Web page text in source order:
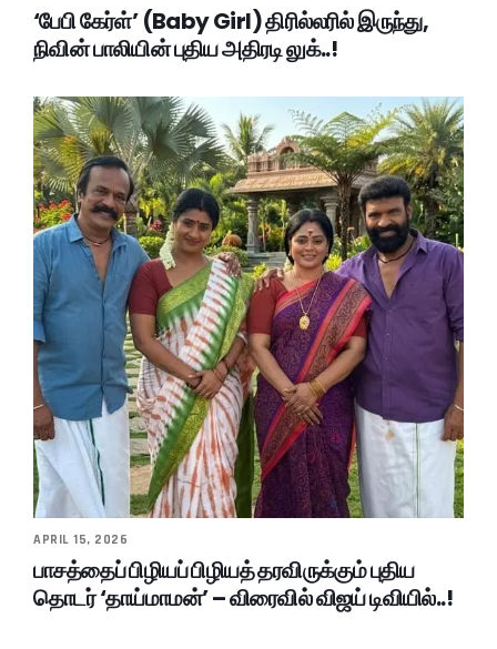
‘பேபி கேர்ள்’ (Baby Girl) திரில்லரில் இருந்து,
நிவின் பாலியின் புதிய அதிரடி லுக்..!
APRIL 15, 2026
பாசத்தைப் பிழியப் பிழியத் தரவிருக்கும் புதிய
தொடர் ‘தாய்மாமன்’ – விரைவில் விஜய் டிவியில்..!